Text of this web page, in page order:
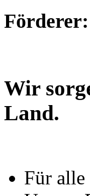
Förderer:
Wir
Land.
Für alle